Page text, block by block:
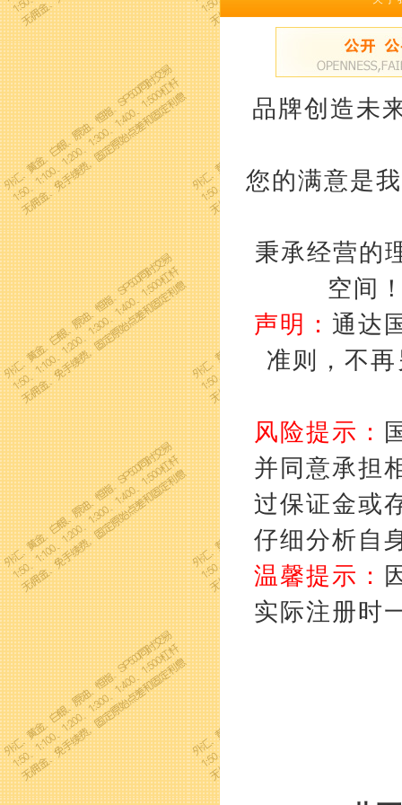
品牌创造未
您的满意是
秉承经营的
空间
声明： 通达
准则，不
风险提示：
并同意承担
过保证金或
仔细分析自
温馨提示：
实际注册时